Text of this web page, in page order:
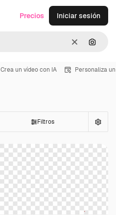
Borrar
Precios Iniciar sesión
Crea un vídeo con IA Personaliza
Filtros